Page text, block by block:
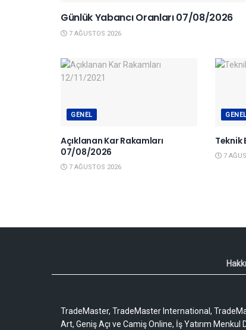
Günlük Yabancı Oranları 07/08/2026
7 AĞUSTOS 2026
GENEL
Açıklanan Kar Rakamları
07/08/2026
7 AĞUSTOS 2026
7
TradeMaster, TradeMaster International,
Art, Geniş Açı ve Camiş Online, İş Yatırım Menkul